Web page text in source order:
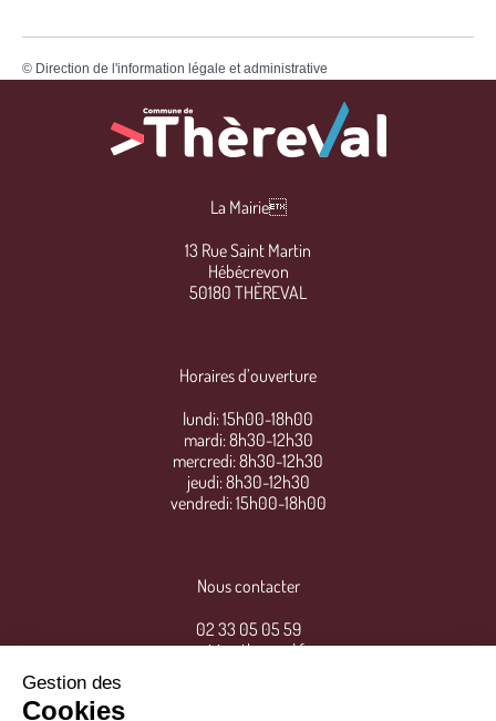
© Direction de l'information légale et administrative
La Mairie
13 Rue Saint Martin
Hébécrevon
50180 THÈREVAL
Horaires d’ouverture
lundi: 15h00-18h00
mardi: 8h30-12h30
mercredi: 8h30-12h30
jeudi: 8h30-12h30
vendredi: 15h00-18h00
Nous contacter
02 33 05 05 59
mairie@thereval.fr
Gestion des
Cookies